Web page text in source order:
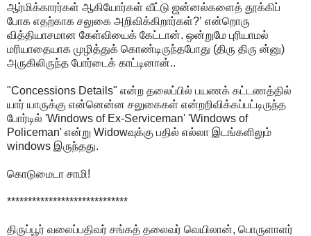
ஆர்மிக்காரர்கள் ஆகியோர்கள் வீட்டு ஜன்னல்களைத் தூக்கிப்
போக எதற்காக சலுகை அறிவிக்கிறார்கள்?’ என்றொரு
வித்தியாசமான கேள்வியைக் கேட்டான். ஒன்றுமே புரியாமல்
மரியாதையாக முழித்துக் கொண்டிருந்தபோது (திரு திரு ன்னு)
அருகிலிருந்த போர்டைக் காட்டினான்..
"Concessions Details" என்ற தலைப்பில் பயணக் கட்டணத்தில்
யார் யாருக்கு என்னென்ன சலுகைகள் என்றறிவிக்கப்பட்டிருந்த
போர்டில் 'Windows of Ex-Serviceman' 'Windows of
Policeman' என்று Widowவுக்கு பதில் எல்லா இடங்களிலும்
windows இருந்தது.
கொடுமைடா சாமி!
*****************************
திருப்பூர் வலைப்பதிவர் சங்கத் தலைவர் வெயிலான், பொருளாளர்